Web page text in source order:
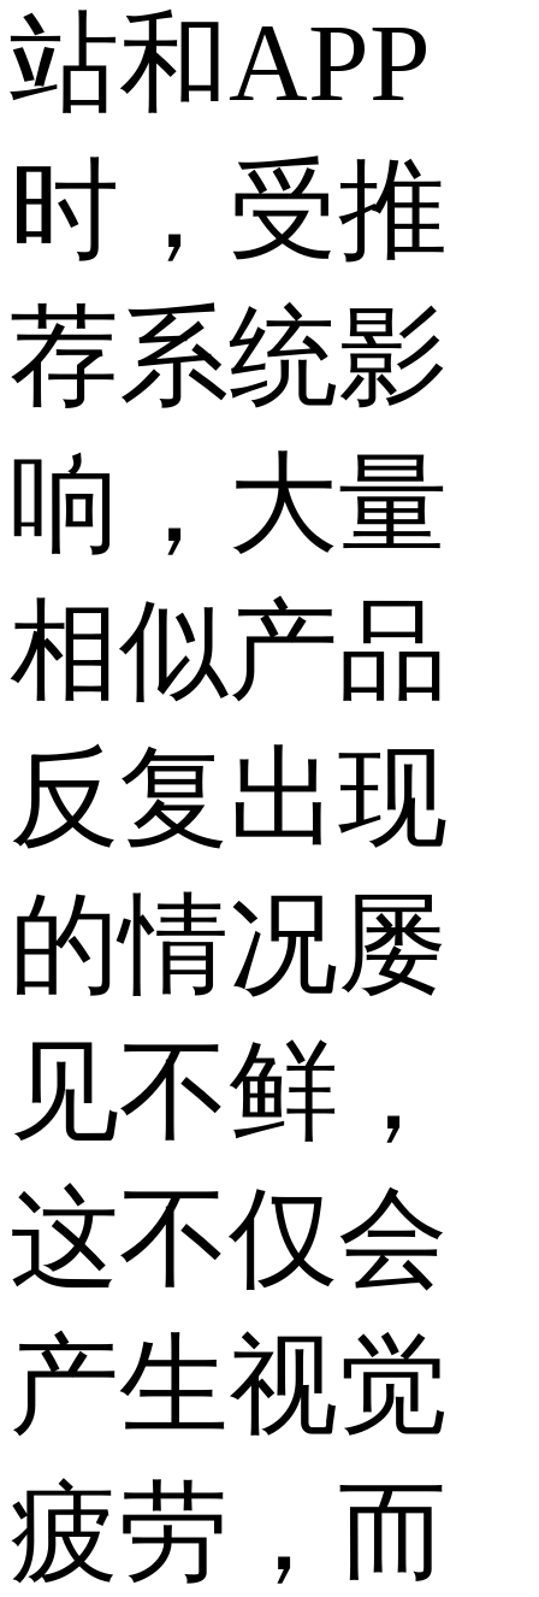
站和APP
时，受推
荐系统影
响，大量
相似产品
反复出现
的情况屡
见不鲜，
这不仅会
产生视觉
疲劳，而